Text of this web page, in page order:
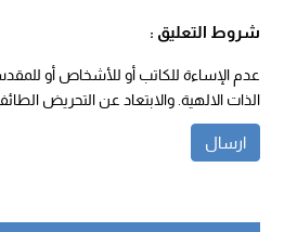
شروط التعليق :
عدم الإساءة للكاتب أو للأشخاص أو
الذات الالهية. والابتعاد عن التحريض